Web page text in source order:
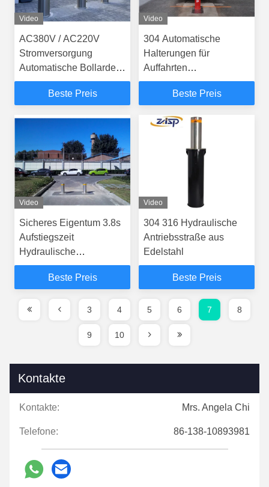
Video
AC380V / AC220V
Stromversorgung
Automatische Bollarden
Optionale
Heizungseinheit für die
Beste Preis
Video
304 Automatische
Halterungen für
Auffahrten
Fernbedienung 3.8s
AufstiegszeitBeste Preis
Video
Sicheres Eigentum 3.8s
Aufstiegszeit
Hydraulische
Sicherheitsbollarde mit
LED-LichtBeste Preis
Video
304 316 Hydraulische
Antriebsstraße aus
Edelstahl
Beste Preis
3 4 5 6 7 8
9 10
Kontakte
Kontakte: Mrs. Angela Chi
Telefone: 86-138-10893981